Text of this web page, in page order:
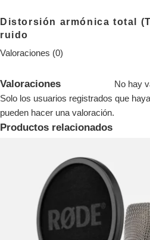
Distorsión armónica total
ruido
Valoraciones (0)
Valoraciones
No hay
Solo los usuarios registrados que
pueden hacer una valoración.
Productos relacionados